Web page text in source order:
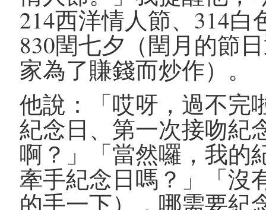
214西洋情人節、314
830閏七夕（閏月的節
家為了賺錢而炒作）。
他說：「哎呀，過不完
紀念日、第一次接吻
啊？」「當然囉，我的
牽手紀念日嗎？」「沒
的手一下），哪需要紀